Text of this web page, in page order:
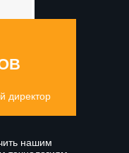
нашим
директор